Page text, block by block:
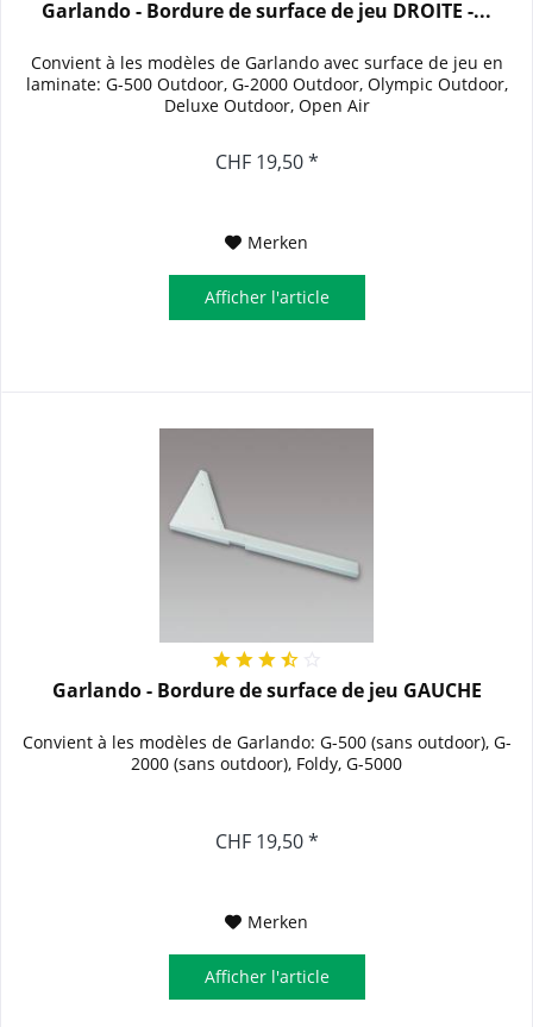
Garlando - Bordure de surface de jeu DROITE -...
Convient à les modèles de Garlando avec surface de jeu en
laminate: G-500 Outdoor, G-2000 Outdoor, Olympic Outdoor,
Deluxe Outdoor, Open Air
CHF 19,50 *
Merken
Afficher l'article
Garlando - Bordure de surface de jeu GAUCHE
Convient à les modèles de Garlando: G-500 (sans outdoor), G-
2000 (sans outdoor), Foldy, G-5000
CHF 19,50 *
Merken
Afficher l'article